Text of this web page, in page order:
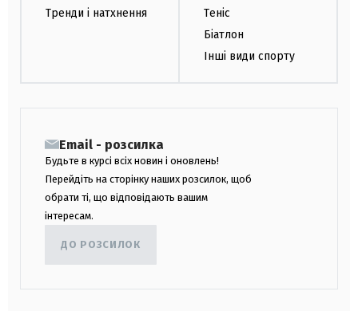
Тренди і натхнення
Теніс
Біатлон
Інші види спорту
Email - розсилка
Будьте в курсі всіх новин і оновлень!
Перейдіть на сторінку наших розсилок, щоб
обрати ті, що відповідають вашим
інтересам.
ДО РОЗСИЛОК